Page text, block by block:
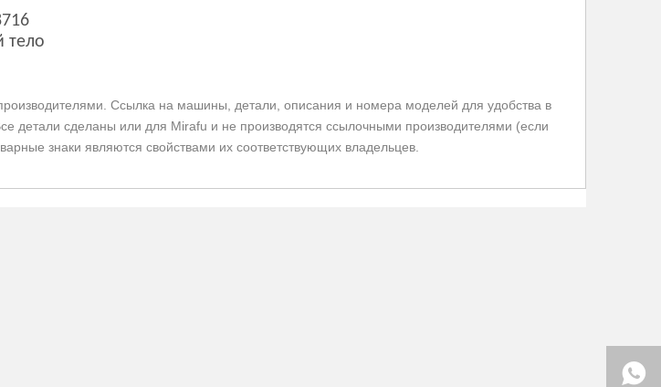
тело
Ссылка на машины, детали, описания и номера моделей для удобства в
детали сделаны или для Mirafu и не производятся ссылочными производителями (если
знаки являются свойствами их соответствующих владельцев.